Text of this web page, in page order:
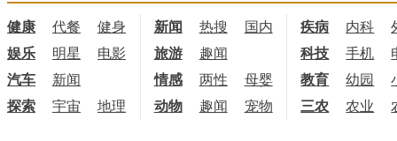
健康 代餐 健身 饮食
新闻 热搜 国内 国际
疾病 内科
娱乐
明星 电影 电视
旅游 趣闻 科技 手机
汽车
新闻 情感 两性 母婴 职场
教育 幼园
探索
宇宙 地理 天文
动物 趣闻 宠物 三农 农业